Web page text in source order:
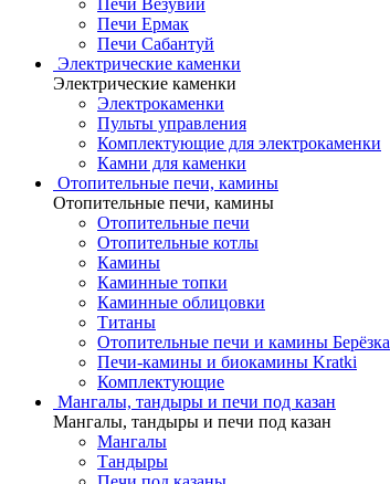
Печи Везувий
Печи Ермак
Печи Сабантуй
Электрические каменки
Электрические каменки
Электрокаменки
Пульты управления
Комплектующие для электрокаменки
Камни для каменки
Отопительные печи, камины
Отопительные печи, камины
Отопительные печи
Отопительные котлы
Камины
Каминные топки
Каминные облицовки
Титаны
Отопительные печи и камины Берёзка
Печи-камины и биокамины Kratki
Комплектующие
Мангалы, тандыры и печи под казан
Мангалы, тандыры и печи под казан
Мангалы
Тандыры